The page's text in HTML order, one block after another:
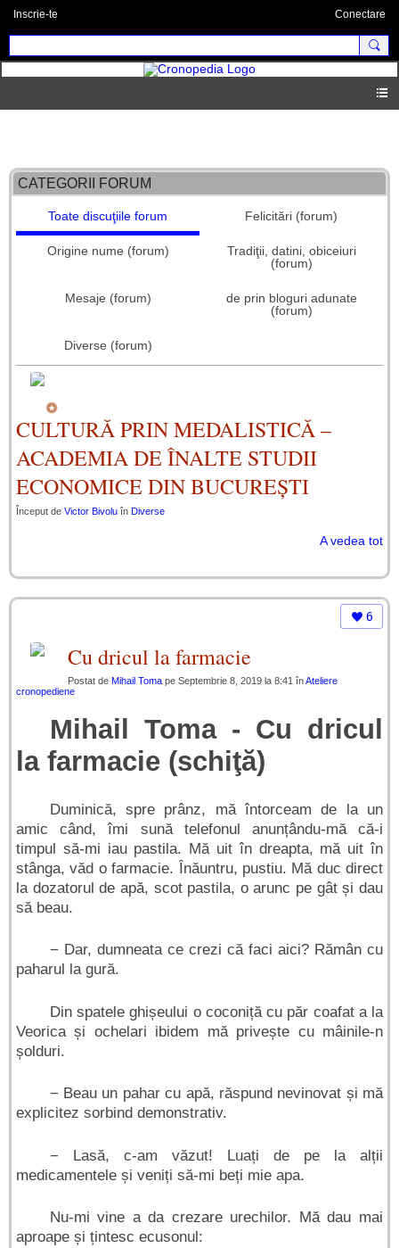
Inscrie-te Conectare
CATEGORII FORUM
Toate discuţiile forum Felicitări (forum)
Origine nume (forum)
Tradiţii, datini, obiceiuri
(forum)
Mesaje (forum)
de prin bloguri adunate
(forum)
Diverse (forum)
CULTURĂ PRIN MEDALISTICĂ –
ACADEMIA DE ÎNALTE STUDII
ECONOMICE DIN BUCUREȘTI
Început de Victor Bivolu în Diverse
A vedea tot
6
Cu dricul la farmacie
Postat de Mihail Toma pe Septembrie 8, 2019 la 8:41 înAteliere
cronopediene
Mihail Toma - Cu dricul
la farmacie (schiţă)
Duminică, spre prânz, mă întorceam de la un
amic când, îmi sună telefonul anunțându-mă că-i
timpul să-mi iau pastila. Mă uit în dreapta, mă uit în
stânga, văd o farmacie. Înăuntru, pustiu. Mă duc direct
la dozatorul de apă, scot pastila, o arunc pe gât și dau
să beau.
− Dar, dumneata ce crezi că faci aici? Rămân cu
paharul la gură.
Din spatele ghișeului o coconiță cu păr coafat a la
Veorica și ochelari ibidem mă privește cu mâinile-n
șolduri.
− Beau un pahar cu apă, răspund nevinovat și mă
explicitez sorbind demonstrativ.
− Lasă, c-am văzut! Luați de pe la alții
medicamentele și veniți să-mi beți mie apa.
Nu-mi vine a da crezare urechilor. Mă dau mai
aproape și țintesc ecusonul: